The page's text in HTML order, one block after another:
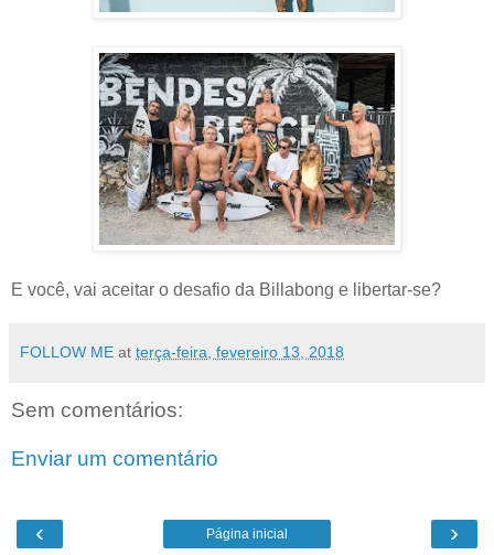
E você, vai aceitar o desafio da Billabong e libertar-se?
FOLLOW ME at terça-feira, fevereiro 13, 2018
Sem comentários:
Enviar um comentário
‹ ›
Página inicial